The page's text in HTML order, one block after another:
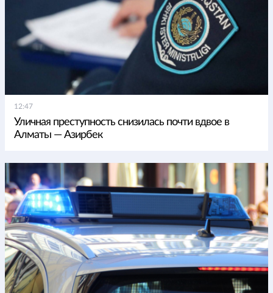
12:47
Уличная преступность снизилась почти вдвое в
Алматы — Азирбек